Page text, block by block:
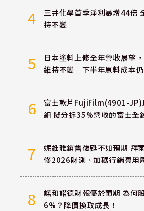
4
三井化學首季淨利暴增44倍
持不變
5
日本塗料上修全年營收展望
維持不變 下半年原料成本
6
富士軟片FujiFilm(4901-JP)
組 擬分拆35%營收的富士全
7
妮維雅銷售復甦不如預期 拜
修2026財測、加碼行銷費用
8
諾和諾德財報優於預期 為何
6%？降價換取成長！